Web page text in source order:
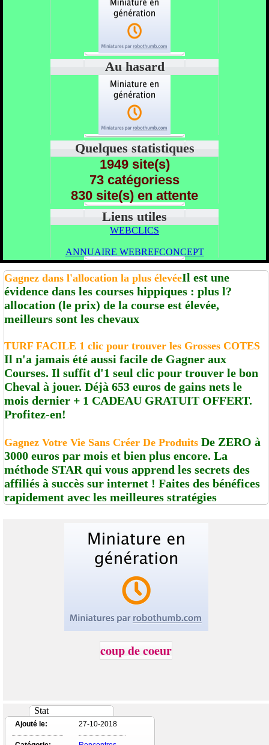
Au hasard
Quelques statistiques
1949 site(s)
73 catégoriess
830 site(s) en attente
Liens utiles
WEBCLICS
ANNUAIRE WEBREFCONCEPT
Gagnez dans l'allocation la plus élevéeIl est une
évidence dans les courses hippiques : plus l?
allocation (le prix) de la course est élevée,
meilleurs sont les chevaux
TURF FACILE 1 clic pour trouver les Grosses COTES
Il n'a jamais été aussi facile de Gagner aux
Courses. Il suffit d'1 seul clic pour trouver le bon
Cheval à jouer. Déjà 653 euros de gains nets le
mois dernier + 1 CADEAU GRATUIT OFFERT.
Profitez-en!
Gagnez Votre Vie Sans Créer De Produits De ZERO à
3000 euros par mois et bien plus encore. La
méthode STAR qui vous apprend les secrets des
affiliés à succès sur internet ! Faites des bénéfices
rapidement avec les meilleures stratégies
coup de coeur
Stat
Ajouté le: 27-10-2018